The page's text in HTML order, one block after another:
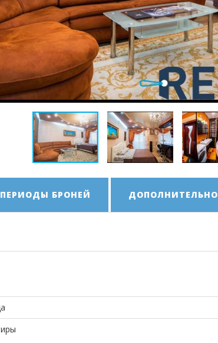
ПЕРИОДЫ БРОНЕЙ ДОПОЛНИТЕЛЬНО